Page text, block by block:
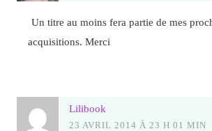
Un titre au moins fera partie de mes
acquisitions. Merci
Lilibook
23 AVRIL 2014 À 23 H 01 MIN